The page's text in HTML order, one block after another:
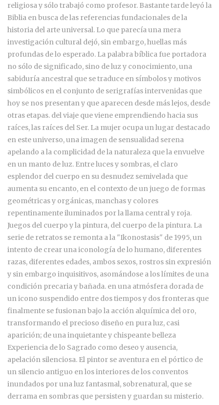
religiosa y sólo trabajó como profesor. Bastante tarde leyó la
Biblia en busca de las referencias fundacionales de la
historia del arte universal. Lo que parecía una mera
investigación cultural dejó, sin embargo, huellas más
profundas de lo esperado. La palabra bíblica fue portadora
no sólo de significado, sino de luz y conocimiento, una
sabiduría ancestral que se traduce en símbolos y motivos
simbólicos en el conjunto de serigrafías intervenidas que
hoy se nos presentan y que aparecen desde más lejos, desde
otras etapas. del viaje que viene emprendiendo hacia sus
raíces, las raíces del Ser. La mujer ocupa un lugar destacado
en este universo, una imagen de sensualidad serena
apelando a la complicidad de la naturaleza que la envuelve
en un manto de luz. Entre luces y sombras, el claro
esplendor del cuerpo en su desnudez semivelada que
aumenta su encanto, en el contexto de un juego de formas
geométricas y orgánicas, manchas y colores
repentinamente iluminados por la llama central y roja.
Juegos del cuerpo y la pintura, del cuerpo de la pintura. La
serie de retratos se remonta a la "Ikonostasis" de 1995, un
intento de crear una iconología de lo humano, diferentes
razas, diferentes edades, ambos sexos, rostros sin expresión
y sin embargo inquisitivos, asomándose a los límites de una
condición precaria y bañada. en una atmósfera dorada de
un icono suspendido entre dos tiempos y dos fronteras que
finalmente se fusionan bajo la acción alquímica del oro,
transformando el precioso diseño en pura luz, casi
aparición; de una inquietante y chispeante belleza
Experiencia de lo Sagrado como deseo y ausencia,
apelación silenciosa. El pintor se aventura en el pórtico de
un silencio antiguo en los interiores de los conventos
inundados por una luz fantasmal, sobrenatural, que se
derrama en sombras que persisten y guardan su misterio.